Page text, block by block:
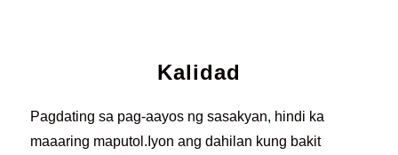
Kalidad
Pagdating sa pag-aayos ng sasakyan, hindi ka
maaaring maputol.Iyon ang dahilan kung bakit